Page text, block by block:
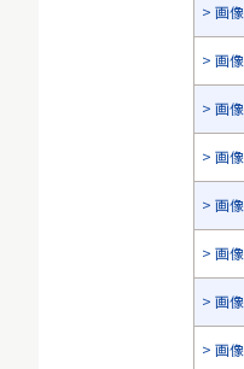
画像
画像
画像
画像
画像
画像
画像
画像